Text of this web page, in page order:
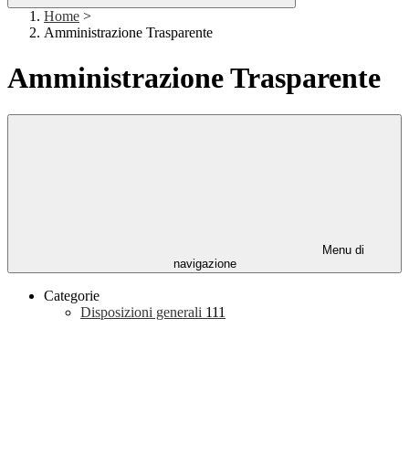
Home >
Amministrazione Trasparente
Amministrazione Trasparente
Menu di
navigazione
Categorie
Disposizioni generali 111